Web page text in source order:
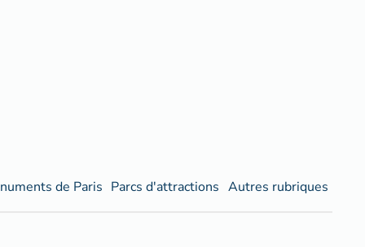
de Paris Parcs d'attractions Autres rubriques